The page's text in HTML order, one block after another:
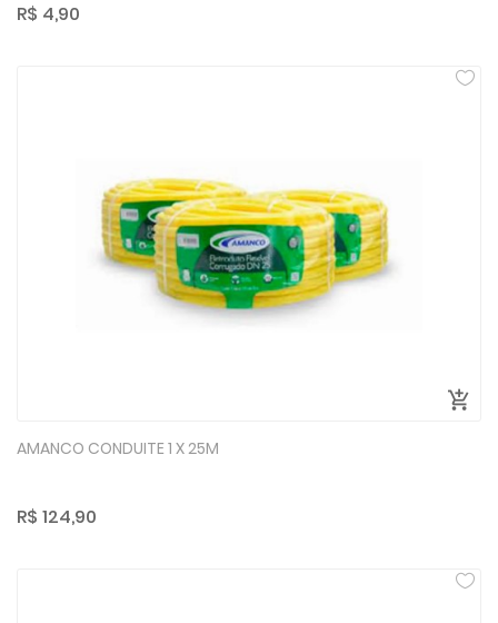
R$ 4,90
AMANCO CONDUITE 1 X 25M
R$ 124,90